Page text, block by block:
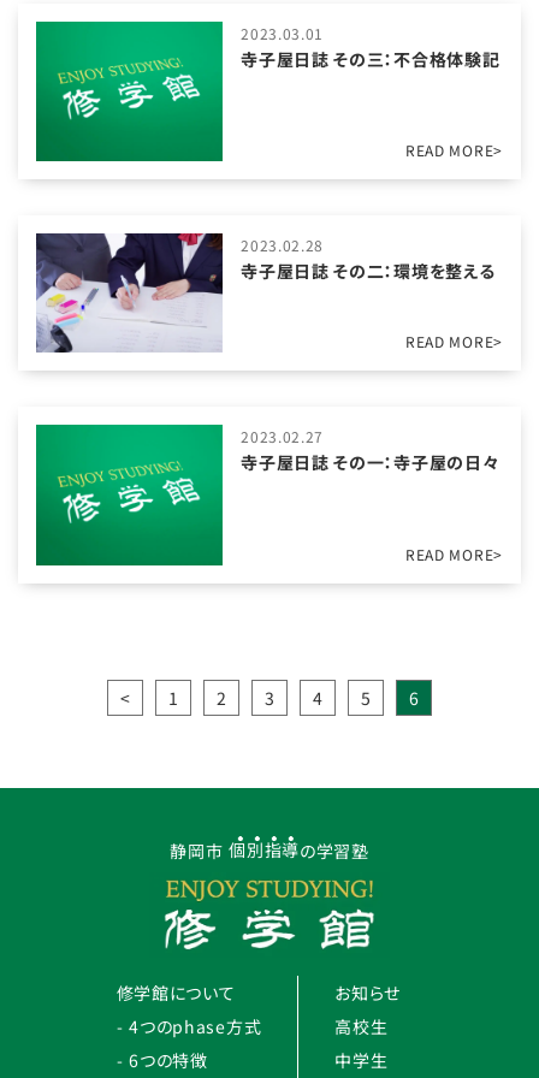
2023.03.01
寺子屋日誌 その三：不合格体験記
READ MORE>
2023.02.28
寺子屋日誌 その二：環境を整える
READ MORE>
2023.02.27
寺子屋日誌 その一：寺子屋の日々
READ MORE>
< 1 2 3 4 5 6
静岡市 個別指導の学習塾
修学館について
4つのphase方式
6つの特徴
お知らせ
高校生
中学生